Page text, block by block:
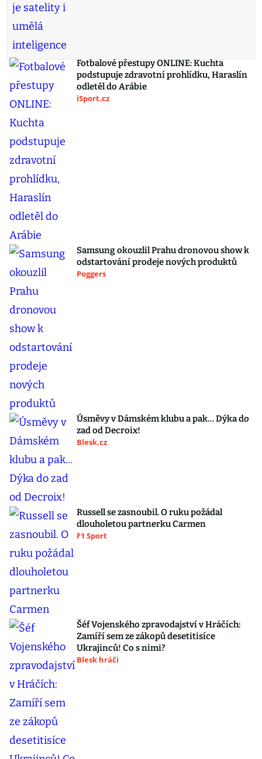
Fotbalové přestupy ONLINE: Kuchta
podstupuje zdravotní prohlídku, Haraslín
odletěl do Arábie
iSport.cz
Samsung okouzlil Prahu dronovou show k
odstartování prodeje nových produktů
Poggers
Úsměvy v Dámském klubu a pak… Dýka do
zad od Decroix!
Blesk.cz
Russell se zasnoubil. O ruku požádal
dlouholetou partnerku Carmen
F1 Sport
Šéf Vojenského zpravodajství v Hráčích:
Zamíří sem ze zákopů desetitisíce
Ukrajinců! Co s nimi?
Blesk hráči